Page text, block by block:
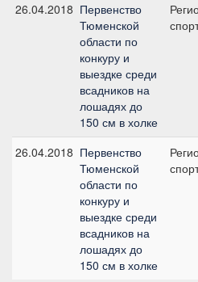
26.04.2018 Первенство
Тюменской
области по
конкуру и
выездке среди
всадников на
лошадях до
150 см в холке
26.04.2018 Первенство
Тюменской
области по
конкуру и
выездке среди
всадников на
лошадях до
150 см в холке